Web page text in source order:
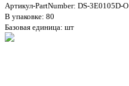
Артикул-PartNumber: DS-3E0105D-O
В упаковке: 80
Базовая единица: шт